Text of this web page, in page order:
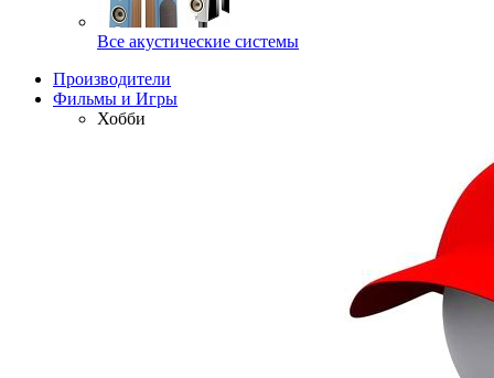
Все акустические системы
Производители
Фильмы и Игры
Хобби